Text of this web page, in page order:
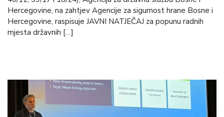
Hercegovine, na zahtjev Agencije za sigurnost hrane Bosne i
Hercegovine, raspisuje JAVNI NATJEČAJ za popunu radnih
mjesta državnih […]